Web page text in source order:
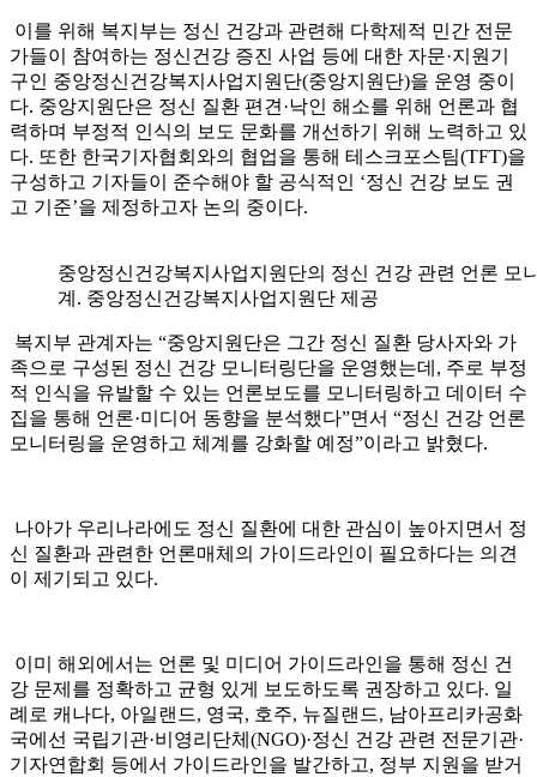
이를 위해 복지부는 정신 건강과 관련해 다학제적 민간 전문
가들이 참여하는 정신건강 증진 사업 등에 대한 자문·지원기
구인 중앙정신건강복지사업지원단(중앙지원단)을 운영 중이
다. 중앙지원단은 정신 질환 편견·낙인 해소를 위해 언론과 협
력하며 부정적 인식의 보도 문화를 개선하기 위해 노력하고 있
다. 또한 한국기자협회와의 협업을 통해 테스크포스팀(TFT)을
구성하고 기자들이 준수해야 할 공식적인 ‘정신 건강 보도 권
고 기준’을 제정하고자 논의 중이다.
중앙정신건강복지사업지원단의 정신 건강 관련 언론 모
계. 중앙정신건강복지사업지원단 제공
복지부 관계자는 “중앙지원단은 그간 정신 질환 당사자와 가
족으로 구성된 정신 건강 모니터링단을 운영했는데, 주로 부정
적 인식을 유발할 수 있는 언론보도를 모니터링하고 데이터 수
집을 통해 언론·미디어 동향을 분석했다”면서 “정신 건강 언론
모니터링을 운영하고 체계를 강화할 예정”이라고 밝혔다.
나아가 우리나라에도 정신 질환에 대한 관심이 높아지면서 정
신 질환과 관련한 언론매체의 가이드라인이 필요하다는 의견
이 제기되고 있다.
이미 해외에서는 언론 및 미디어 가이드라인을 통해 정신 건
강 문제를 정확하고 균형 있게 보도하도록 권장하고 있다. 일
례로 캐나다, 아일랜드, 영국, 호주, 뉴질랜드, 남아프리카공화
국에선 국립기관·비영리단체(NGO)·정신 건강 관련 전문기관·
기자연합회 등에서 가이드라인을 발간하고, 정부 지원을 받거